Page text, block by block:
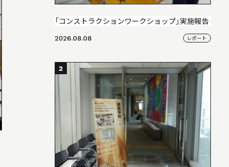
「コンストラクションワークショップ」実施報告
2026.08.08 レポート
2